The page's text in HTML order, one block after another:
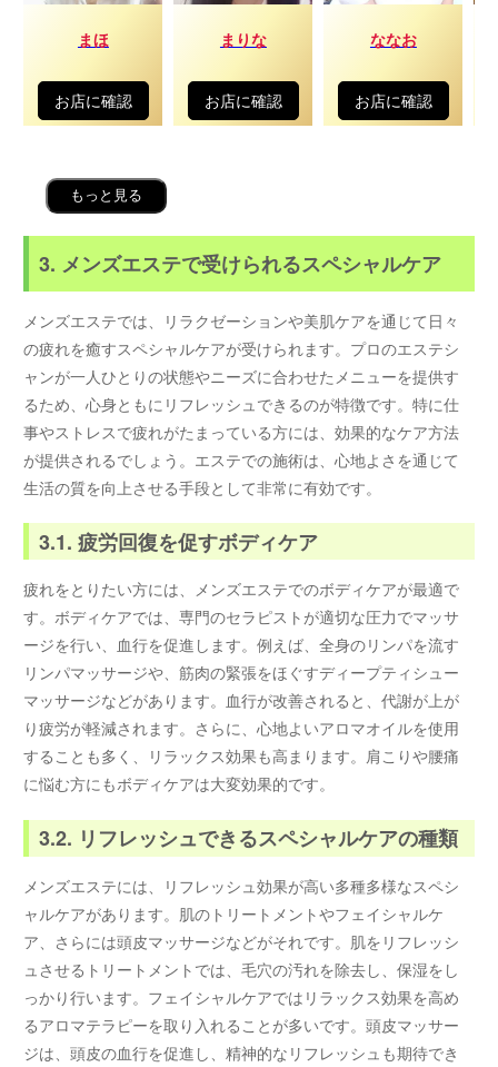
まほ
お店に確認
まりな
お店に確認
ななお
お店に確認
もっと見る
3. メンズエステで受けられるスペシャルケア
メンズエステでは、リラクゼーションや美肌ケアを通じて日々
の疲れを癒すスペシャルケアが受けられます。プロのエステシ
ャンが一人ひとりの状態やニーズに合わせたメニューを提供す
るため、心身ともにリフレッシュできるのが特徴です。特に仕
事やストレスで疲れがたまっている方には、効果的なケア方法
が提供されるでしょう。エステでの施術は、心地よさを通じて
生活の質を向上させる手段として非常に有効です。
3.1. 疲労回復を促すボディケア
疲れをとりたい方には、メンズエステでのボディケアが最適で
す。ボディケアでは、専門のセラピストが適切な圧力でマッサ
ージを行い、血行を促進します。例えば、全身のリンパを流す
リンパマッサージや、筋肉の緊張をほぐすディープティシュー
マッサージなどがあります。血行が改善されると、代謝が上が
り疲労が軽減されます。さらに、心地よいアロマオイルを使用
することも多く、リラックス効果も高まります。肩こりや腰痛
に悩む方にもボディケアは大変効果的です。
3.2. リフレッシュできるスペシャルケアの種類
メンズエステには、リフレッシュ効果が高い多種多様なスペシ
ャルケアがあります。肌のトリートメントやフェイシャルケ
ア、さらには頭皮マッサージなどがそれです。肌をリフレッシ
ュさせるトリートメントでは、毛穴の汚れを除去し、保湿をし
っかり行います。フェイシャルケアではリラックス効果を高め
るアロマテラピーを取り入れることが多いです。頭皮マッサー
ジは、頭皮の血行を促進し、精神的なリフレッシュも期待でき